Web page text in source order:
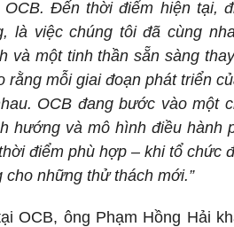
Đến thời điểm hiện tại,
là việc chúng tôi đã cùng
và một tinh thần sẵn sàng
rằng mỗi giai đoạn phát triển
OCB đang bước vào một
hướng và mô hình điều hành
điểm phù hợp – khi tổ chức
những thử thách mới.”
OCB, ông Phạm Hồng Hải